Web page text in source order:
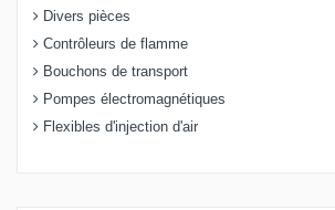
Divers pièces
Contrôleurs de flamme
Bouchons de transport
Pompes électromagnétiques
Flexibles d'injection d'air